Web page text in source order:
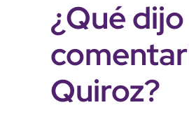
¿Qué
Quiroz?